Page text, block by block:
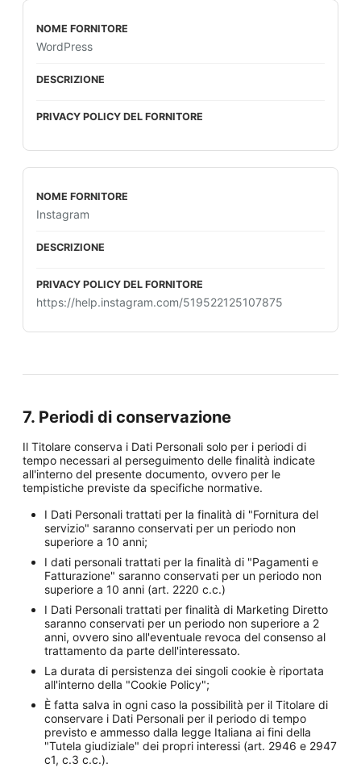
WordPress
Instagram
https://help.instagram.com/519522125107875
7. Periodi di conservazione
Il Titolare conserva i Dati Personali solo per i periodi di
tempo necessari al perseguimento delle finalità indicate
all'interno del presente documento, ovvero per le
tempistiche previste da specifiche normative.
I Dati Personali trattati per la finalità di "Fornitura del
servizio" saranno conservati per un periodo non
superiore a 10 anni;
I dati personali trattati per la finalità di "Pagamenti e
Fatturazione" saranno conservati per un periodo non
superiore a 10 anni (art. 2220 c.c.)
I Dati Personali trattati per finalità di Marketing Diretto
saranno conservati per un periodo non superiore a 2
anni, ovvero sino all'eventuale revoca del consenso al
trattamento da parte dell'interessato.
La durata di persistenza dei singoli cookie è riportata
all'interno della "Cookie Policy";
È fatta salva in ogni caso la possibilità per il Titolare di
conservare i Dati Personali per il periodo di tempo
previsto e ammesso dalla legge Italiana ai fini della
"Tutela giudiziale" dei propri interessi (art. 2946 e 2947
c1, c.3 c.c.).